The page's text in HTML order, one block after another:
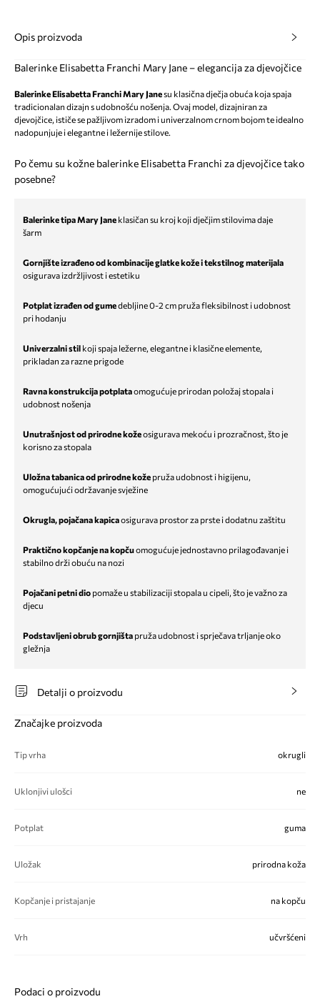
Opis proizvoda
Balerinke Elisabetta Franchi Mary Jane – elegancija za djevojčice
Balerinke Elisabetta Franchi Mary Janesu klasična dječja obuća koja spaja
tradicionalan dizajn s udobnošću nošenja. Ovaj model, dizajniran za
djevojčice, ističe se pažljivom izradom i univerzalnom crnom bojom te idealno
nadopunjuje i elegantne i ležernije stilove.
Po čemu su kožne balerinke Elisabetta Franchi za djevojčice tako
posebne?
Balerinke tipa Mary Jane klasičan su kroj koji dječjim stilovima daje
šarm
Gornjište izrađeno od kombinacije glatke kože i tekstilnog materijala
osigurava izdržljivost i estetiku
Potplat izrađen od gumedebljine 0-2 cm pruža fleksibilnost i udobnost
pri hodanju
Univerzalni stil koji spaja ležerne, elegantne i klasične elemente,
prikladan za razne prigode
Ravna konstrukcija potplataomogućuje prirodan položaj stopala i
udobnost nošenja
Unutrašnjost od prirodne kožeosigurava mekoću i prozračnost, što je
korisno za stopala
Uložna tabanica od prirodne kože pruža udobnost i higijenu,
omogućujući održavanje svježine
Okrugla, pojačana kapicaosigurava prostor za prste i dodatnu zaštitu
Praktično kopčanje na kopčuomogućuje jednostavno prilagođavanje i
stabilno drži obuću na nozi
Pojačani petni dio pomaže u stabilizaciji stopala u cipeli, što je važno za
djecu
Podstavljeni obrub gornjišta pruža udobnost i sprječava trljanje oko
gležnja
Detalji o proizvodu
Značajke proizvoda
Tip vrha okrugli
Uklonjivi ulošci ne
Potplat guma
Uložak prirodna koža
Kopčanje i pristajanje na kopču
Vrh učvršćeni
Podaci o proizvodu